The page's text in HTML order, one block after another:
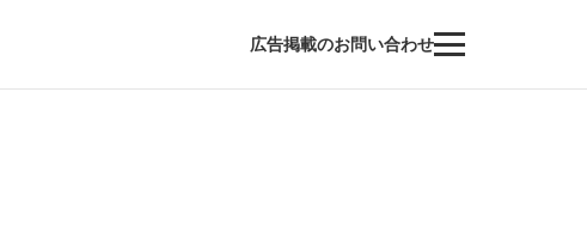
広告掲載のお問い合わせ